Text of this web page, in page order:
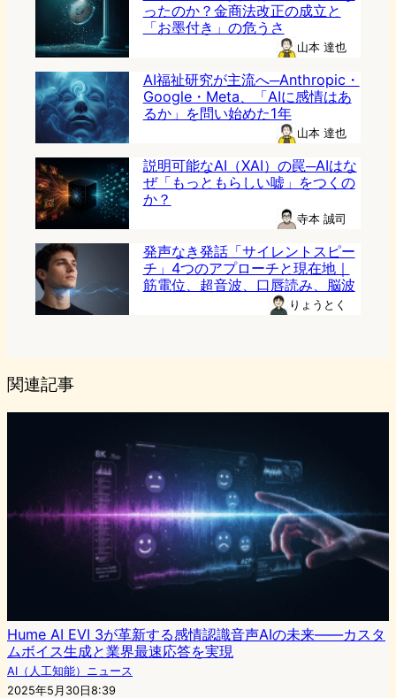
ったのか？金商法改正の成立と
「お墨付き」の危うさ
山本 達也
AI福祉研究が主流へ─Anthropic・
Google・Meta、「AIに感情はあ
るか」を問い始めた1年
山本 達也
説明可能なAI（XAI）の罠─AIはな
ぜ「もっともらしい嘘」をつくの
か？
寺本 誠司
発声なき発話「サイレントスピー
チ」4つのアプローチと現在地｜
筋電位、超音波、口唇読み、脳波
りょうとく
関連記事
Hume AI EVI 3が革新する感情認識音声AIの未来——カスタ
ムボイス生成と業界最速応答を実現
AI（人工知能）ニュース
2025年5月30日8:39